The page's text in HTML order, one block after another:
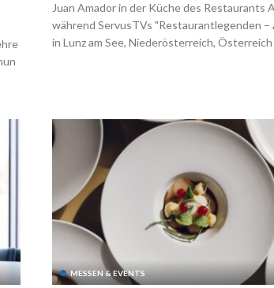
Juan Amador in der Küche des Restaurants
während ServusTVs "Restaurantlegenden –
in Lunz am See, Niederösterreich,
MESSEN & EVENTS